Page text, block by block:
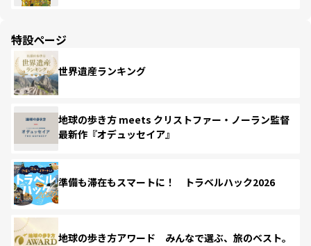
特設ページ
世界遺産ランキング
地球の歩き方 meets クリストファー・ノーラン監督
最新作『オデュッセイア』
準備も滞在もスマートに！ トラベルハック2026
地球の歩き方アワード みんなで選ぶ、旅のベスト。